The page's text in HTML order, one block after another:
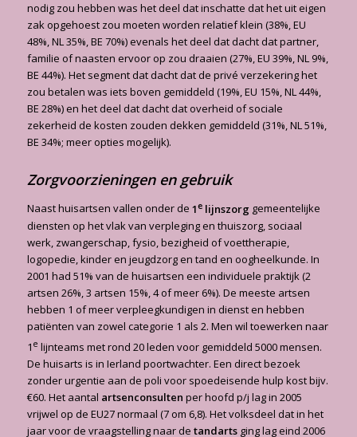
nodig zou hebben was het deel dat inschatte dat het uit eigen
zak opgehoest zou moeten worden relatief klein (38%, EU
48%, NL 35%, BE 70%) evenals het deel dat dacht dat partner,
familie of naasten ervoor op zou draaien (27%, EU 39%, NL 9%,
BE 44%). Het segment dat dacht dat de privé verzekering het
zou betalen was iets boven gemiddeld (19%, EU 15%, NL 44%,
BE 28%) en het deel dat dacht dat overheid of sociale
zekerheid de kosten zouden dekken gemiddeld (31%, NL 51%,
BE 34%; meer opties mogelijk).
Zorgvoorzieningen en gebruik
Naast huisartsen vallen onder de 1elijnszorg gemeentelijke
diensten op het vlak van verpleging en thuiszorg, sociaal
werk, zwangerschap, fysio, bezigheid of voettherapie,
logopedie, kinder en jeugdzorg en tand en oogheelkunde. In
2001 had 51% van de huisartsen een individuele praktijk (2
artsen 26%, 3 artsen 15%, 4 of meer 6%). De meeste artsen
hebben 1 of meer verpleegkundigen in dienst en hebben
patiënten van zowel categorie 1 als 2. Men wil toewerken naar
1 e lijnteams met rond 20 leden voor gemiddeld 5000 mensen.
De huisarts is in Ierland poortwachter. Een direct bezoek
zonder urgentie aan de poli voor spoedeisende hulp kost bijv.
€60. Het aantal artsenconsulten per hoofd p/j lag in 2005
vrijwel op de EU27 normaal (7 om 6,8). Het volksdeel dat in het
jaar voor de vraagstelling naar de tandartsging lag eind 2006